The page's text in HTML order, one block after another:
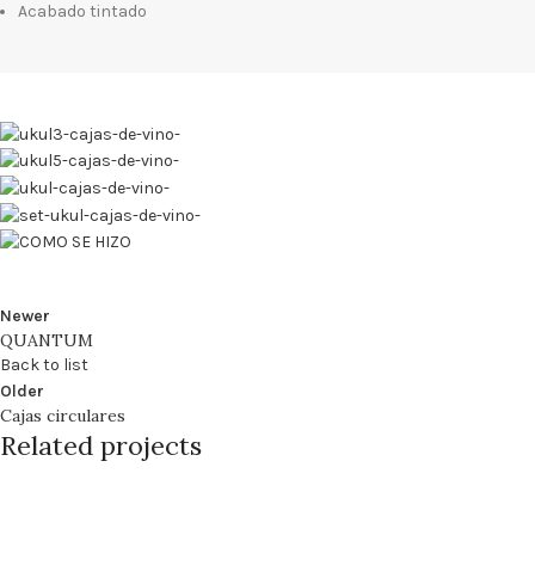
Acabado tintado
Newer
QUANTUM
Back to list
Older
Cajas circulares
Related projects